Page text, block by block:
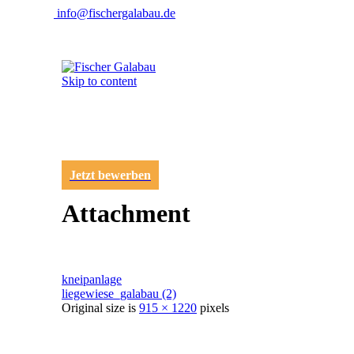
info@fischergalabau.de
Skip to content
Jetzt bewerben
Attachment
kneipanlage
liegewiese_galabau (2)
Original size is 915 × 1220 pixels